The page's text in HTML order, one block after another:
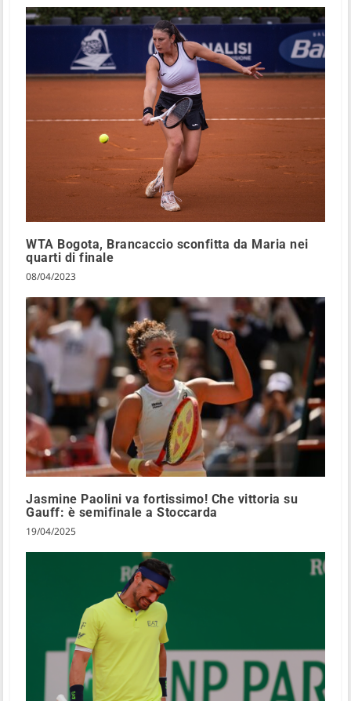
WTA Bogota, Brancaccio sconfitta da Maria nei
quarti di finale
08/04/2023
Jasmine Paolini va fortissimo! Che vittoria su
Gauff: è semifinale a Stoccarda
19/04/2025